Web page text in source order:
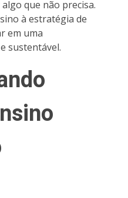
que não precisa.
à estratégia de
em uma
sustentável.